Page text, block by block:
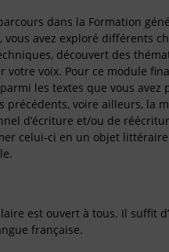
dans la Formation
vous avez exploré différents
découvert des
votre voix. Pour ce module
les textes que vous avez
précédents, voire ailleurs, la
d’écriture et/ou de
celui-ci en un objet
est ouvert à tous. Il suffit
française.